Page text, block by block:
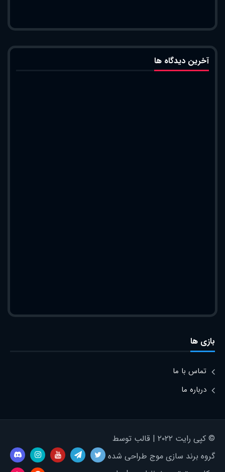
آخرین دیدگاه ها
بازی ها
تماس با ما
درباره ما
© کپی رایت ۲۰۲۲ | قالب توسط
گروه برند سازی موج طراحی شده